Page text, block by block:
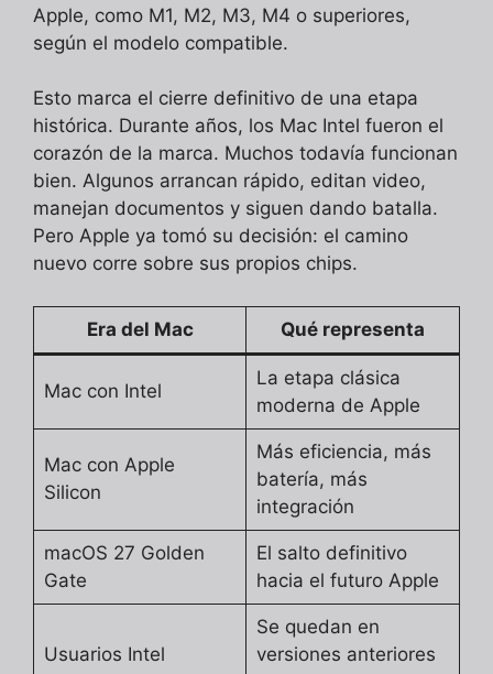
Apple, como M1, M2, M3, M4 o superiores,
según el modelo compatible.
Esto marca el cierre definitivo de una etapa
histórica. Durante años, los Mac Intel fueron el
corazón de la marca. Muchos todavía funcionan
bien. Algunos arrancan rápido, editan video,
manejan documentos y siguen dando batalla.
Pero Apple ya tomó su decisión: el camino
nuevo corre sobre sus propios chips.
Era del Mac Qué representa
Mac con Intel
La etapa clásica
moderna de Apple
Mac con Apple
Silicon
Más eficiencia, más
batería, más
integración
macOS 27 Golden
Gate
El salto definitivo
hacia el futuro Apple
Usuarios Intel
Se quedan en
versiones anteriores